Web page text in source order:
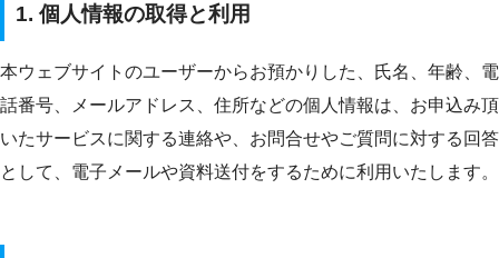
1. 個人情報の取得と利用
本ウェブサイトのユーザーからお預かりした、氏名、年齢、電
話番号、メールアドレス、住所などの個人情報は、お申込み頂
いたサービスに関する連絡や、お問合せやご質問に対する回答
として、電子メールや資料送付をするために利用いたします。